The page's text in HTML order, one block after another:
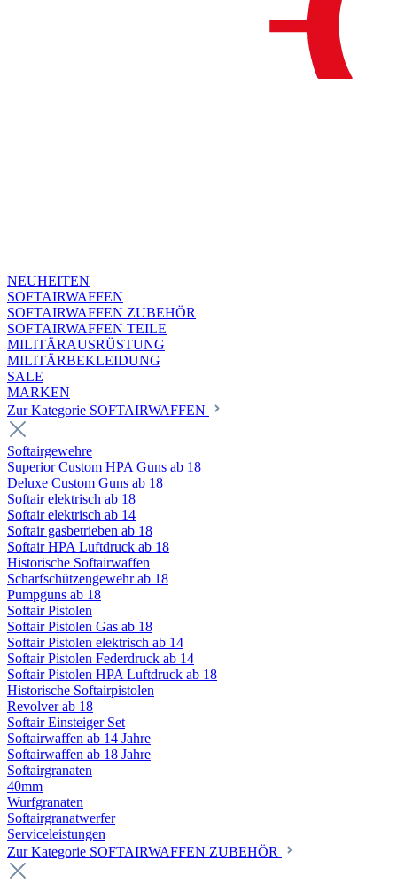
NEUHEITEN
SOFTAIRWAFFEN
SOFTAIRWAFFEN ZUBEHÖR
SOFTAIRWAFFEN TEILE
MILITÄRAUSRÜSTUNG
MILITÄRBEKLEIDUNG
SALE
MARKEN
Zur Kategorie SOFTAIRWAFFEN
Softairgewehre
Superior Custom HPA Guns ab 18
Deluxe Custom Guns ab 18
Softair elektrisch ab 18
Softair elektrisch ab 14
Softair gasbetrieben ab 18
Softair HPA Luftdruck ab 18
Historische Softairwaffen
Scharfschützengewehr ab 18
Pumpguns ab 18
Softair Pistolen
Softair Pistolen Gas ab 18
Softair Pistolen elektrisch ab 14
Softair Pistolen Federdruck ab 14
Softair Pistolen HPA Luftdruck ab 18
Historische Softairpistolen
Revolver ab 18
Softair Einsteiger Set
Softairwaffen ab 14 Jahre
Softairwaffen ab 18 Jahre
Softairgranaten
40mm
Wurfgranaten
Softairgranatwerfer
Serviceleistungen
Zur Kategorie SOFTAIRWAFFEN ZUBEHÖR